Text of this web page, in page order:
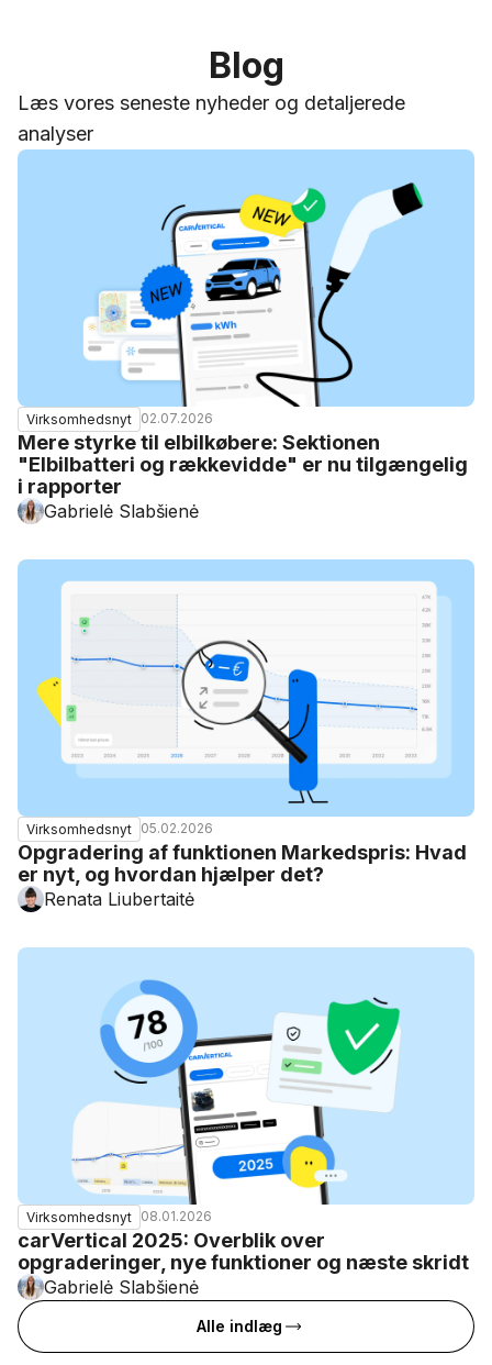
Blog
Læs vores seneste nyheder og detaljerede
analyser
Virksomhedsnyt 02.07.2026
Mere styrke til elbilkøbere: Sektionen
"Elbilbatteri og rækkevidde" er nu tilgængelig
i rapporter
Gabrielė Slabšienė
Virksomhedsnyt 05.02.2026
Opgradering af funktionen Markedspris: Hvad
er nyt, og hvordan hjælper det?
Renata Liubertaitė
Virksomhedsnyt 08.01.2026
carVertical 2025: Overblik over
opgraderinger, nye funktioner og næste skridt
Gabrielė Slabšienė
Alle indlæg